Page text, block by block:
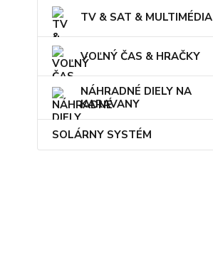
TV & SAT & MULTIMÉDIA
VOĽNÝ ČAS & HRAČKY
NÁHRADNÉ DIELY NA
KARAVANY
SOLÁRNY SYSTÉM